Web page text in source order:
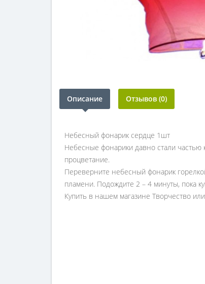
Описание Отзывов (0)
Небесный фонарик сердце 1шт
Небесные фонарики давно стали частью
процветание.
Переверните небесный фонарик
пламени. Подождите 2 – 4 минуты, пока
Купить в нашем магазине Творчество